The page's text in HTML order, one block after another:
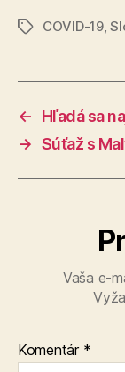
ZnačkyCOVID-19,
←
Hľadá sa
→ Súťaž s
Vaša e-
Komentár *